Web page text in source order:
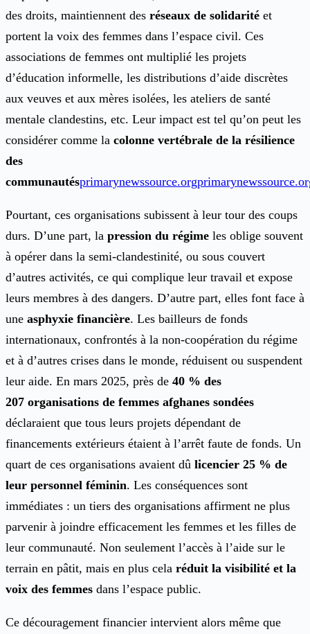
des droits, maintiennent des réseaux de solidarité et
portent la voix des femmes dans l’espace civil. Ces
associations de femmes ont multiplié les projets
d’éducation informelle, les distributions d’aide discrètes
aux veuves et aux mères isolées, les ateliers de santé
mentale clandestins, etc. Leur impact est tel qu’on peut les
considérer comme la colonne vertébrale de la résilience
des
communautésprimarynewssource.org
Pourtant, ces organisations subissent à leur tour des coups
durs. D’une part, la pression du régime les oblige souvent
à opérer dans la semi-clandestinité, ou sous couvert
d’autres activités, ce qui complique leur travail et expose
leurs membres à des dangers. D’autre part, elles font face à
une asphyxie financière. Les bailleurs de fonds
internationaux, confrontés à la non-coopération du régime
et à d’autres crises dans le monde, réduisent ou suspendent
leur aide. En mars 2025, près de 40 % des
207 organisations de femmes afghanes sondées
déclaraient que tous leurs projets dépendant de
financements extérieurs étaient à l’arrêt faute de fonds. Un
quart de ces organisations avaient dû licencier 25 % de
leur personnel féminin. Les conséquences sont
immédiates : un tiers des organisations affirment ne plus
parvenir à joindre efficacement les femmes et les filles de
leur communauté. Non seulement l’accès à l’aide sur le
terrain en pâtit, mais en plus cela réduit la visibilité et la
voix des femmes dans l’espace public.
Ce découragement financier intervient alors même que